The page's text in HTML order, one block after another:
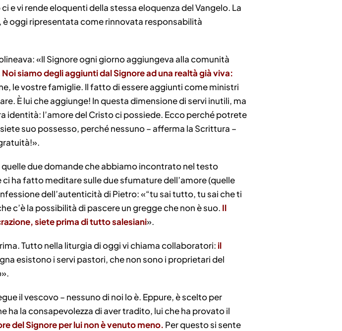
e vi rende eloquenti della stessa eloquenza del Vangelo. La
oggi ripresentata come rinnovata responsabilità
«Il Signore ogni giorno aggiungeva alla comunità
Noi siamo degli aggiunti dal Signore ad una realtà già viva:
le vostre famiglie. Il fatto di essere aggiunti come ministri
È lui che aggiunge! In questa dimensione di servi inutili, ma
identità: l’amore del Cristo ci possiede. Ecco perché potrete
suo possesso, perché nessuno – afferma la Scrittura –
due domande che abbiamo incontrato nel testo
ha fatto meditare sulle due sfumature dell’amore (quelle
dell’autenticità di Pietro: «“tu sai tutto, tu sai che ti
c’è la possibilità di pascere un gregge che non è suo. Il
siete prima di tutto salesiani».
Tutto nella liturgia di oggi vi chiama collaboratori: il
esistono i servi pastori, che non sono i proprietari del
il vescovo – nessuno di noi lo è. Eppure, è scelto per
la consapevolezza di aver tradito, lui che ha provato il
del Signore per lui non è venuto meno. Per questo si sente